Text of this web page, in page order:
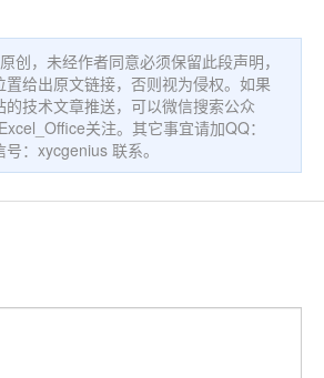
创，未经作者同意必须保留此段声明，
置给出原文链接，否则视为侵权。如果
技术文章推送，可以微信搜索公众
关注。其它事宜请加QQ：
：xycgenius 联系。